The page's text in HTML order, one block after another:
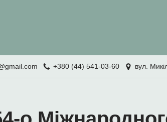
+380 (44) 541-03-60 вул.